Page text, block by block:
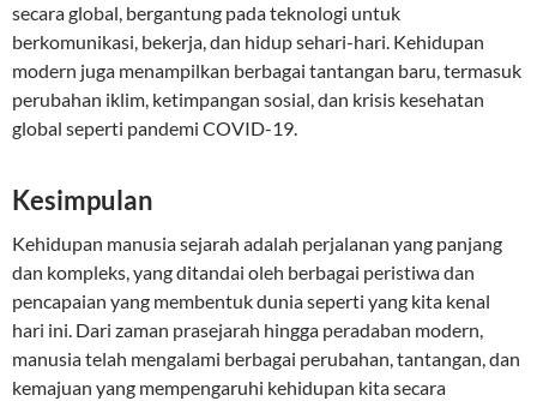
secara global, bergantung pada teknologi untuk
berkomunikasi, bekerja, dan hidup sehari-hari. Kehidupan
modern juga menampilkan berbagai tantangan baru, termasuk
perubahan iklim, ketimpangan sosial, dan krisis kesehatan
global seperti pandemi COVID-19.
Kesimpulan
Kehidupan manusia sejarah adalah perjalanan yang panjang
dan kompleks, yang ditandai oleh berbagai peristiwa dan
pencapaian yang membentuk dunia seperti yang kita kenal
hari ini. Dari zaman prasejarah hingga peradaban modern,
manusia telah mengalami berbagai perubahan, tantangan, dan
kemajuan yang mempengaruhi kehidupan kita secara